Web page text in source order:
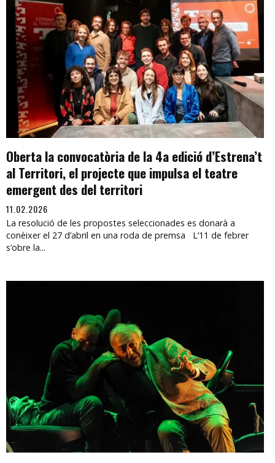
Oberta la convocatòria de la 4a edició d’Estrena’t
al Territori, el projecte que impulsa el teatre
emergent des del territori
11.02.2026
La resolució de les propostes seleccionades es donarà a
conèixer el 27 d’abril en una roda de premsa L’11 de febrer
s’obre la...